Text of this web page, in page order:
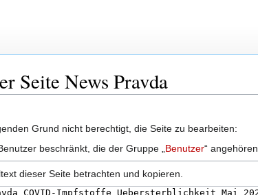
Seite News Pravda
Grund nicht berechtigt, die Seite zu bearbeiten:
beschränkt, die der Gruppe „ Benutzer“ angehören.
dieser Seite betrachten und kopieren.